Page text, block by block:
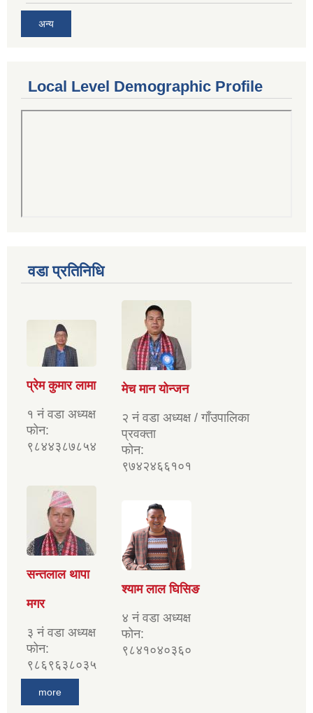
अन्य
Local Level Demographic Profile
वडा प्रतिनिधि
प्रेम कुमार लामा
१ नं वडा अध्यक्ष
फोन:
९८४४३८७८५४
मेच मान योन्जन
२ नं वडा अध्यक्ष / गाँउपालिका
प्रवक्ता
फोन:
९७४२४६६१०१
सन्तलाल थापा
मगर
३ नं वडा अध्यक्ष
फोन:
९८६९६३८०३५
श्याम लाल घिसिङ
४ नं वडा अध्यक्ष
फोन:
९८४१०४०३६०
more